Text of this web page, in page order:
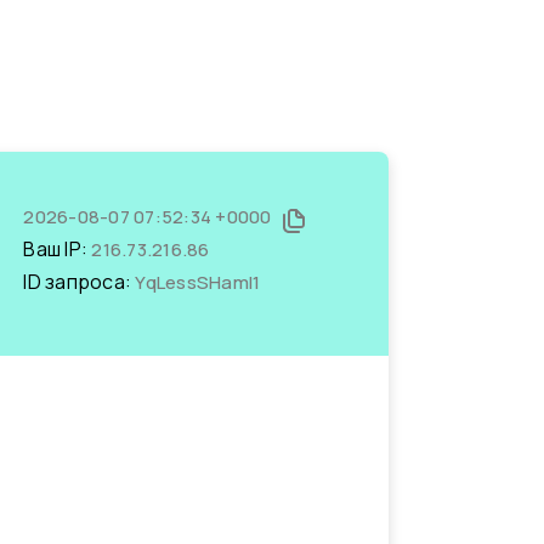
2026-08-07 07:52:34 +0000
Ваш IP:216.73.216.86
ID запроса:YqLessSHamI1